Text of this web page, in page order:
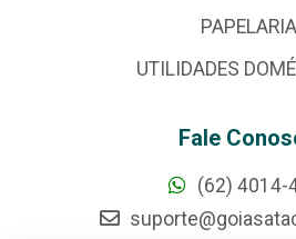
PAPELARIA
UTILIDADES
Fale
(62) 4014-